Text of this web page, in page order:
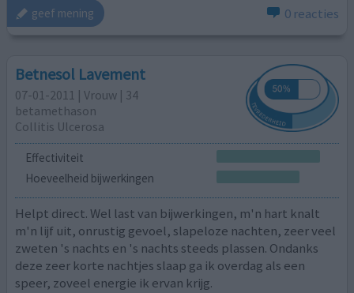
geef mening 0 reacties
Betnesol Lavement
07-01-2011 | Vrouw | 34
betamethason
Collitis Ulcerosa
Effectiviteit
Hoeveelheid bijwerkingen
Helpt direct. Wel last van bijwerkingen, m'n hart knalt
m'n lijf uit, onrustig gevoel, slapeloze nachten, zeer veel
zweten 's nachts en 's nachts steeds plassen. Ondanks
deze zeer korte nachtjes slaap ga ik overdag als een
speer, zoveel energie ik ervan krijg.